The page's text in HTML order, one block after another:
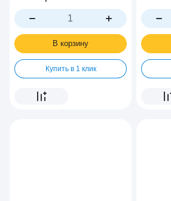
В корзину
Купить в 1 клик